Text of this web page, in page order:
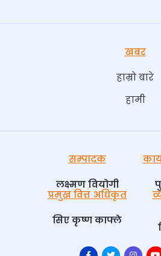
खबर
हाम्रो बारे
हामी
सम्पादक
लक्ष्मण वियोगी
प्रमुख वित्त अधिकृत
सिए कृष्ण काफ्ले